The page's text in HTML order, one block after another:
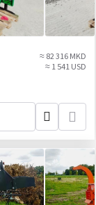
≈ 82 316 MKD
≈ 1 541 USD